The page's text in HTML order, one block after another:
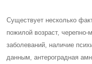
Существует несколько
пожилой возраст,
заболеваний, наличие
данным, антероградная